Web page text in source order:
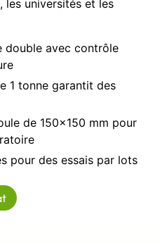
les universités et les
double avec contrôle
1 tonne garantit des
de 150×150 mm pour
pour des essais par lots